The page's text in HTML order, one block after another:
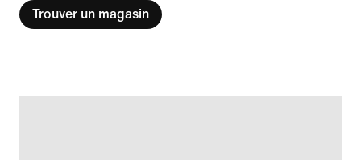
Trouver un magasin